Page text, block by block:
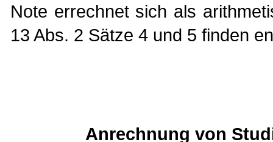
Note errechnet sich als
13 Abs. 2 Sätze 4 und 5 finden
Anrechnung von